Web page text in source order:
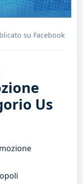
su Facebook
Us